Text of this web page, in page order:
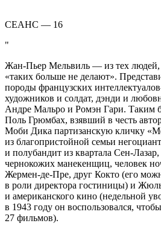
СЕАНС — 16
Жан-Пьер Мельвиль — из тех людей,
«таких больше не делают».
породы французских
художников и солдат, дэнди и
Андре Мальро и Ромэн Гари.
Поль Грюмбах, взявший в честь
Моби Дика партизанскую кличку
из благопристойной семьи
и полубандит из квартала Сен-
чернокожих манекенщиц, человек
Жермен-де-Пре, друг Кокто (его
в роли директора гостиницы) и
и американского кино (недельной
в 1943 году он воспользовался,
27 фильмов).